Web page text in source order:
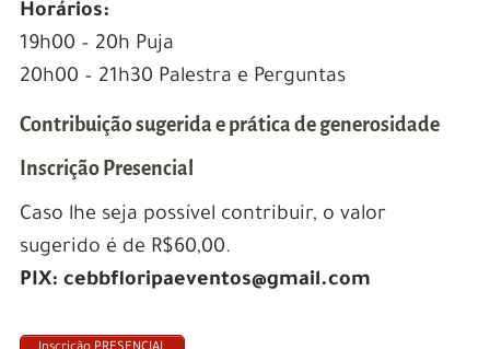
Horários:
19h00 – 20h Puja
20h00 – 21h30 Palestra e Perguntas
Contribuição sugerida e prática de generosidade
Inscrição Presencial
Caso lhe seja possível contribuir, o valor
sugerido é de R$60,00.
PIX: cebbfloripaeventos@gmail.com